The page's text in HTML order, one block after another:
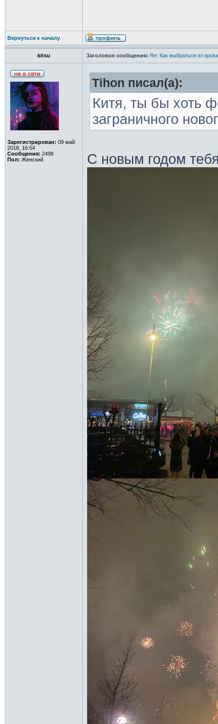
Вернуться к началу
kitsu Заголовок сообщения: Re: Как выбраться из
Зарегистрирован: 09 май
2018, 16:54
Сообщения: 2498
Пол: Женский
Tihon писал(а):
Китя, ты бы хоть
заграничного
С новым годом